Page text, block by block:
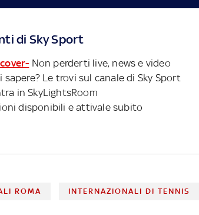
di Sky Sport
Non perderti live, news e video
sapere? Le trovi sul canale di Sky Sport
in SkyLightsRoom
disponibili e attivale subito
ROMA INTERNAZIONALI DI TENNIS